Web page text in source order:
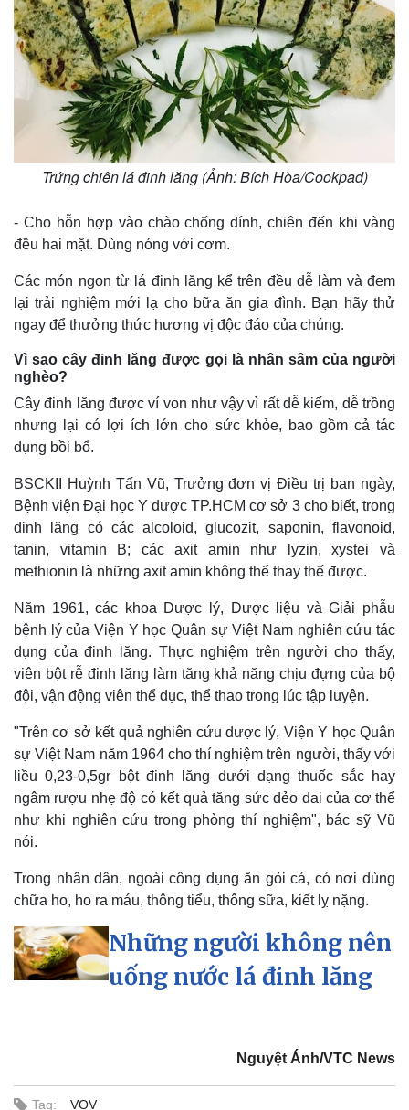
Pháp luật
Tin nóng
Tư vấn luật
Quân sự - Quốc phòng
Việt Nam
Phân tích
Bóng đá
Lịch thi đấu bóng đá
Thế giới thể thao
Ô tô
Xe máy
Tư vấn
Trứng chiên lá đinh lăng (Ảnh: Bích Hòa/Cookpad)
- Cho hỗn hợp vào chào chống dính, chiên đến khi vàng
đều hai mặt. Dùng nóng với cơm.
Các món ngon từ lá đinh lăng kể trên đều dễ làm và đem
lại trải nghiệm mới lạ cho bữa ăn gia đình. Bạn hãy thử
ngay để thưởng thức hương vị độc đáo của chúng.
Vì sao cây đinh lăng được gọi là nhân sâm của người
nghèo?
Cây đinh lăng được ví von như vậy vì rất dễ kiếm, dễ trồng
nhưng lại có lợi ích lớn cho sức khỏe, bao gồm cả tác
dụng bồi bổ.
BSCKII Huỳnh Tấn Vũ, Trưởng đơn vị Điều trị ban ngày,
Bệnh viện Đại học Y dược TP.HCM cơ sở 3 cho biết, trong
đinh lăng có các alcoloid, glucozit, saponin, flavonoid,
tanin, vitamin B; các axit amin như lyzin, xystei và
methionin là những axit amin không thể thay thế được.
Năm 1961, các khoa Dược lý, Dược liệu và Giải phẫu
bệnh lý của Viện Y học Quân sự Việt Nam nghiên cứu tác
dụng của đinh lăng. Thực nghiệm trên người cho thấy,
viên bột rễ đinh lăng làm tăng khả năng chịu đựng của bộ
đội, vận động viên thể dục, thể thao trong lúc tập luyện.
"Trên cơ sở kết quả nghiên cứu dược lý, Viện Y học Quân
sự Việt Nam năm 1964 cho thí nghiệm trên người, thấy với
liều 0,23-0,5gr bột đinh lăng dưới dạng thuốc sắc hay
ngâm rượu nhẹ độ có kết quả tăng sức dẻo dai của cơ thể
như khi nghiên cứu trong phòng thí nghiệm", bác sỹ Vũ
nói.
Trong nhân dân, ngoài công dụng ăn gỏi cá, có nơi dùng
chữa ho, ho ra máu, thông tiểu, thông sữa, kiết lỵ nặng.
Những người không nên
uống nước lá đinh lăng
Nguyệt Ánh/VTC News
Tag: VOV